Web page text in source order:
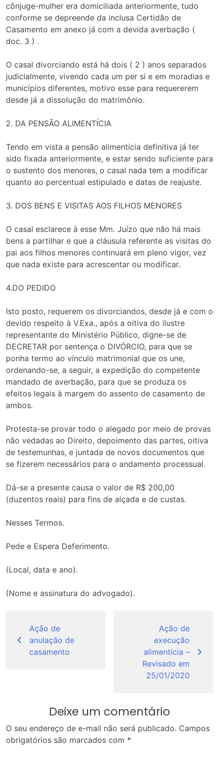
cônjuge-mulher era domiciliada anteriormente, tudo
conforme se depreende da inclusa Certidão de
Casamento em anexo já com a devida averbação (
doc. 3 ) .
O casal divorciando está há dois ( 2 ) anos separados
judicialmente, vivendo cada um per si e em moradias e
municípios diferentes, motivo esse para requererem
desde já a dissolução do matrimônio.
2. DA PENSÃO ALIMENTÍCIA
Tendo em vista a pensão alimentícia definitiva já ter
sido fixada anteriormente, e estar sendo suficiente para
o sustento dos menores, o casal nada tem a modificar
quanto ao percentual estipulado e datas de reajuste.
3. DOS BENS E VISITAS AOS FILHOS MENORES
O casal esclarece à esse Mm. Juízo que não há mais
bens a partilhar e que a cláusula referente as visitas do
pai aos filhos menores continuará em pleno vigor, vez
que nada existe para acrescentar ou modificar.
4.DO PEDIDO
Isto posto, requerem os divorciandos, desde já e com o
devido respeito à V.Exa., após a oitiva do ilustre
representante do Ministério Público, digne-se de
DECRETAR por sentença o DIVÓRCIO, para que se
ponha termo ao vínculo matrimonial que os une,
ordenando-se, a seguir, a expedição do competente
mandado de averbação, para que se produza os
efeitos legais à margem do assento de casamento de
ambos.
Protesta-se provar todo o alegado por meio de provas
não vedadas ao Direito, depoimento das partes, oitiva
de testemunhas, e juntada de novos documentos que
se fizerem necessários para o andamento processual.
Dá-se a presente causa o valor de R$ 200,00
(duzentos reais) para fins de alçada e de custas.
Nesses Termos.
Pede e Espera Deferimento.
(Local, data e ano).
(Nome e assinatura do advogado).
Post
Ação de
anulação de
casamento
Ação de
execução
alimentícia –
Revisado em
25/01/2020
Deixe um comentário
O seu endereço de e-mail não será publicado. Campos
obrigatórios são marcados com *